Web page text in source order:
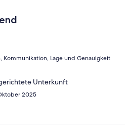
Kommunikation, Lage und Genauigkeit
Unterkunft
2025